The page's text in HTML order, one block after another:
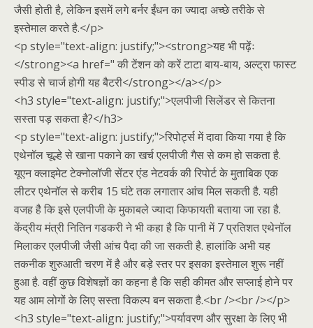
जैसी होती है, लेकिन इसमें लगे बर्नर ईंधन का ज्यादा अच्छे तरीके से
इस्तेमाल करते है.</p>
<p style="text-align: justify;"><strong>यह भी पढ़ेंः
</strong><a href=" की टेंशन को करें टाटा बाय-बाय, अल्ट्रा फास्ट
स्पीड से चार्ज होगी यह बैटरी</strong></a></p>
<h3 style="text-align: justify;">एलपीजी सिलेंडर से कितना
सस्ता पड़ सकता है?</h3>
<p style="text-align: justify;">रिपोर्ट्स में दावा किया गया है कि
एथेनॉल चूल्हे से खाना पकाने का खर्च एलपीजी गैस से कम हो सकता है.
यूएन क्लाइमेट टेक्नोलॉजी सेंटर एंड नेटवर्क की रिपोर्ट के मुताबिक एक
लीटर एथेनॉल से करीब 15 घंटे तक लगातार आंच मिल सकती है. यही
वजह है कि इसे एलपीजी के मुकाबले ज्यादा किफायती बताया जा रहा है.
केंद्रीय मंत्री नितिन गडकरी ने भी कहा है कि पानी में 7 प्रतिशत एथेनॉल
मिलाकर एलपीजी जैसी आंच पैदा की जा सकती है. हालांकि अभी यह
तकनीक शुरुआती चरण में है और बड़े स्तर पर इसका इस्तेमाल शुरू नहीं
हुआ है. वहीं कुछ विशेषज्ञों का कहना है कि सही कीमत और सप्लाई होने पर
यह आम लोगों के लिए सस्ता विकल्प बन सकता है.<br /><br /></p>
<h3 style="text-align: justify;">पर्यावरण और सुरक्षा के लिए भी